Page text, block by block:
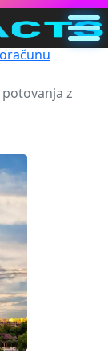
z